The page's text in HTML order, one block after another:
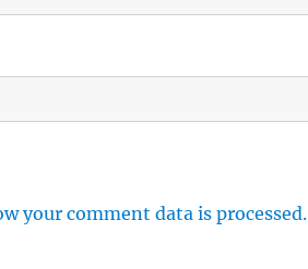
your comment data is processed.